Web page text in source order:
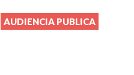
AUDIENCIA PUBLICA